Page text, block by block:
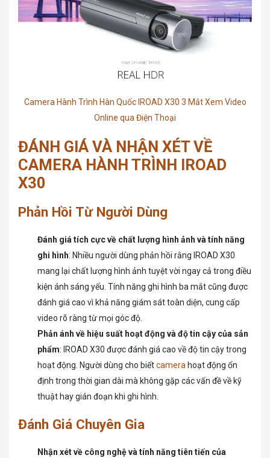
Camera Hành Trình Hàn Quốc IROAD X30 3 Mắt Xem Video
Online qua Điện Thoại
ĐÁNH GIÁ VÀ NHẬN XÉT VỀ
CAMERA HÀNH TRÌNH IROAD
X30
Phản Hồi Từ Người Dùng
Đánh giá tích cực về chất lượng hình ảnh và tính năng
ghi hình: Nhiều người dùng phản hồi rằng IROAD X30
mang lại chất lượng hình ảnh tuyệt vời ngay cả trong điều
kiện ánh sáng yếu. Tính năng ghi hình ba mắt cũng được
đánh giá cao vì khả năng giám sát toàn diện, cung cấp
video rõ ràng từ mọi góc độ.
Phản ánh về hiệu suất hoạt động và độ tin cậy của sản
phẩm: IROAD X30 được đánh giá cao về độ tin cậy trong
hoạt động. Người dùng cho biếtcamera hoạt động ổn
định trong thời gian dài mà không gặp các vấn đề về kỹ
thuật hay gián đoạn khi ghi hình.
Đánh Giá Chuyên Gia
Nhận xét về công nghệ và tính năng tiên tiến của